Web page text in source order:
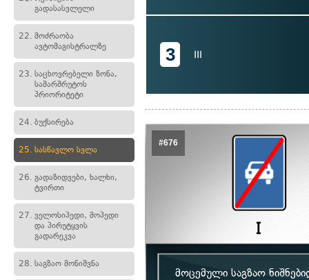
გადასასვლელი
22. მოძრაობა
ავტომაგისტრალზე
23. საცხოვრებელი ზონა,
სამარშრუტოს
პრიორიტეტი
24. ბუქსირება
25. სასწავლო სვლა
26. გადაზიდვები, ხალხი,
ტვირთი
27. ველოსიპედი, მოპედი
და პირუტყვის
გადარეკვა
28. საგზაო მონიშვნა
3 III
#676
მოცემული საგზაო